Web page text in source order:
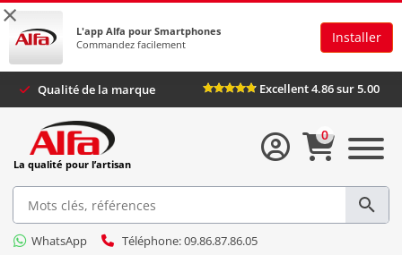
×
L'app Alfa pour Smartphones
Commandez facilement
Installer
Qualité de la marque Excellent 4.86 sur
La qualité pour l’artisan
WhatsApp Téléphone: 09.86.87.86.05
0